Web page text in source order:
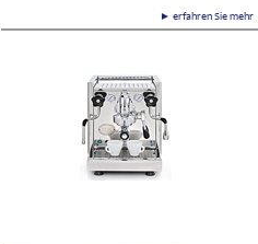
► erfahren Sie